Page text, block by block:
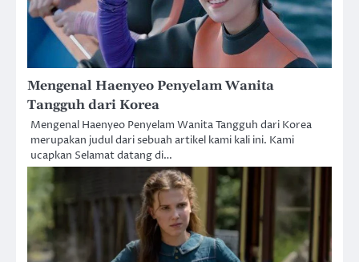
Mengenal Haenyeo Penyelam Wanita
Tangguh dari Korea
Mengenal Haenyeo Penyelam Wanita Tangguh dari Korea
merupakan judul dari sebuah artikel kami kali ini. Kami
ucapkan Selamat datang di…